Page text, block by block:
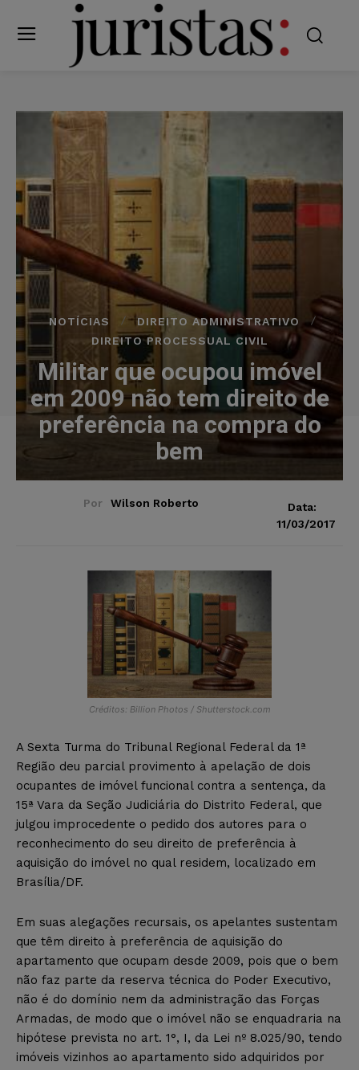
NOTÍCIAS
DIREITO ADMINISTRATIVO
DIREITO PROCESSUAL CIVIL
Militar que ocupou imóvel
em 2009 não tem direito de
preferência na compra do
bem
Por Wilson Roberto
Data:
11/03/2017
Créditos: Billion Photos / Shutterstock.com
A Sexta Turma do Tribunal Regional Federal da 1ª
Região deu parcial provimento à apelação de dois
ocupantes de imóvel funcional contra a sentença, da
15ª Vara da Seção Judiciária do Distrito Federal, que
julgou improcedente o pedido dos autores para o
reconhecimento do seu direito de preferência à
aquisição do imóvel no qual residem, localizado em
Brasília/DF.
Em suas alegações recursais, os apelantes sustentam
que têm direito à preferência de aquisição do
apartamento que ocupam desde 2009, pois que o bem
não faz parte da reserva técnica do Poder Executivo,
não é do domínio nem da administração das Forças
Armadas, de modo que o imóvel não se enquadraria na
hipótese prevista no art. 1°, I, da Lei nº 8.025/90, tendo
imóveis vizinhos ao apartamento sido adquiridos por